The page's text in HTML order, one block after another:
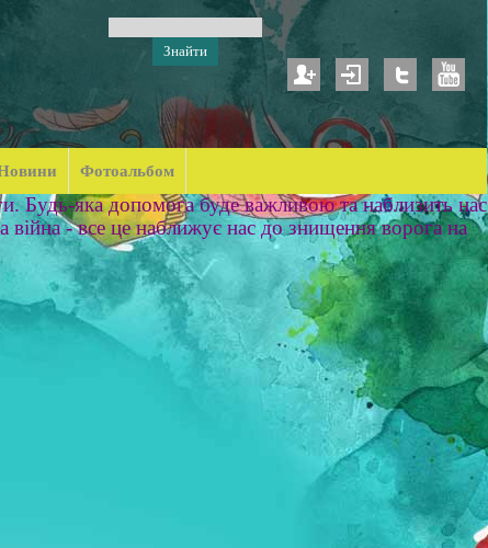
Фотоальбом
Будь-яка допомога буде важливою та наблизить нас
- все це наближує нас до знищення ворога на